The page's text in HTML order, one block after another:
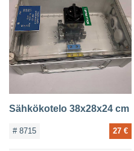
Sähkökotelo 38x28x24 cm
# 8715 27 €